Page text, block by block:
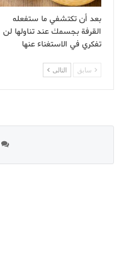
بعد أن تكتشفي ما ستفعله
القرفة بجسمك عند تناولها لن
تفكري في الاستغناء عنها
سابق التالى